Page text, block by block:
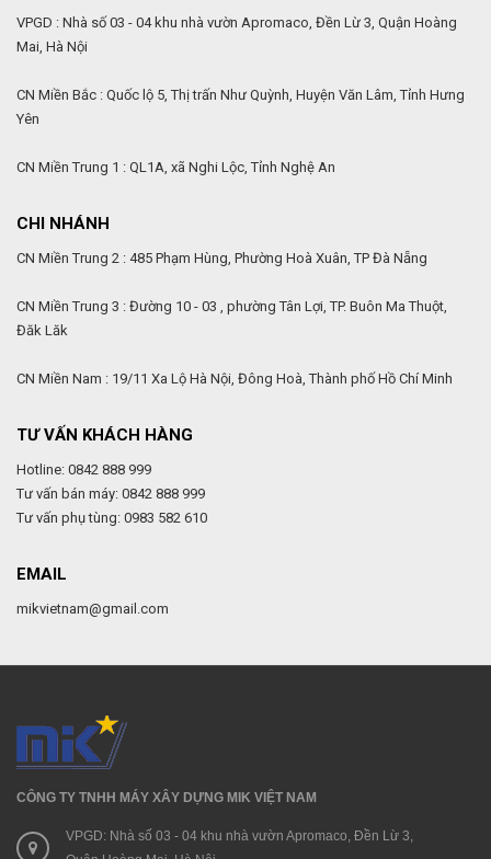
VPGD : Nhà số 03 - 04 khu nhà vườn Apromaco, Đền Lừ 3, Quận Hoàng
Mai, Hà Nội
CN Miền Bắc : Quốc lộ 5, Thị trấn Như Quỳnh, Huyện Văn Lâm, Tỉnh Hưng
Yên
CN Miền Trung 1 : QL1A, xã Nghi Lộc, Tỉnh Nghệ An
CHI NHÁNH
CN Miền Trung 2 : 485 Phạm Hùng, Phường Hoà Xuân, TP Đà Nẵng
CN Miền Trung 3 : Đường 10 - 03 , phường Tân Lợi, TP. Buôn Ma Thuột,
Đăk Lăk
CN Miền Nam : 19/11 Xa Lộ Hà Nội, Đông Hoà, Thành phố Hồ Chí Minh
TƯ VẤN KHÁCH HÀNG
Hotline: 0842 888 999
Tư vấn bán máy: 0842 888 999
Tư vấn phụ tùng: 0983 582 610
EMAIL
mikvietnam@gmail.com
CÔNG TY TNHH MÁY XÂY DỰNG MIK VIỆT NAM
VPGD: Nhà số 03 - 04 khu nhà vườn Apromaco, Đền Lừ 3,